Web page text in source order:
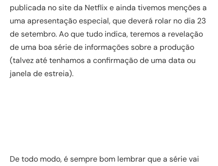
publicada no site da Netflix e ainda tivemos menções a
uma apresentação especial, que deverá rolar no dia 23
de setembro. Ao que tudo indica, teremos a revelação
de uma boa série de informações sobre a produção
(talvez até tenhamos a confirmação de uma data ou
janela de estreia).
De todo modo, é sempre bom lembrar que a série vai